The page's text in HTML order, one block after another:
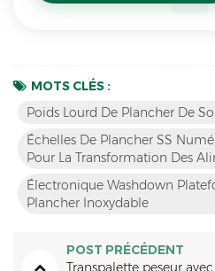
MOTS CLÉS :
Poids Lourd De Plancher De
Échelles De Plancher SS
Pour La Transformation Des
Électronique Washdown
Plancher Inoxydable
POST PRÉCÉDENT
Transpalette peseur